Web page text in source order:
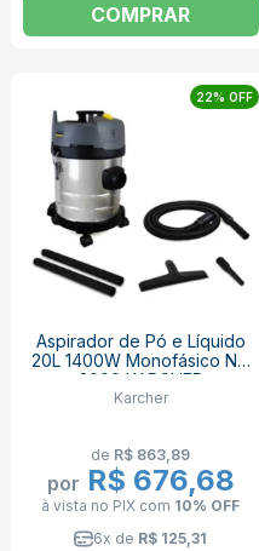
COMPRAR
22% OFF
Aspirador de Pó e Líquido
20L 1400W Monofásico NT
2000 KARCHER
Karcher
de R$ 863,89
por R$ 676,68
à vista no PIX com 10% OFF
6x de R$ 125,31